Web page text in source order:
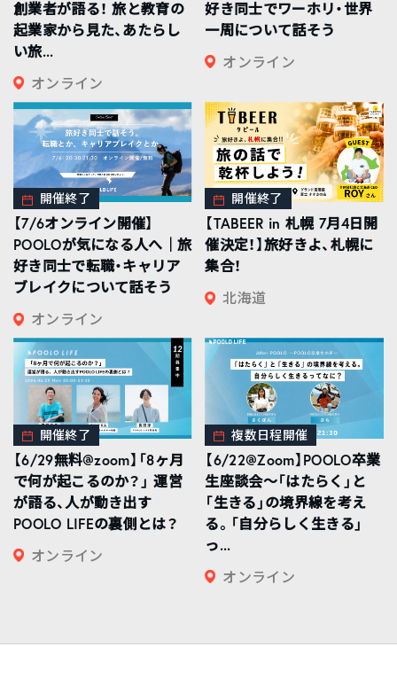
創業者が語る！ 旅と教育の
起業家から見た、あたらし
い旅...
オンライン
好き同士でワーホリ・世界
一周について話そう
オンライン
開催終了
【7/6オンライン開催】
POOLOが気になる人へ｜旅
好き同士で転職・キャリア
ブレイクについて話そう
オンライン
開催終了
【TABEER in 札幌 7月4日開
催決定！】旅好きよ、札幌に
集合！
北海道
開催終了
【6/29無料@zoom】「8ヶ月
で何が起こるのか？」 運営
が語る、人が動き出す
POOLO LIFEの裏側とは？
オンライン
複数日程開催
【6/22@Zoom】POOLO卒業
生座談会〜「はたらく」と
「生きる」の境界線を考え
る。「自分らしく生きる」
っ...
オンライン